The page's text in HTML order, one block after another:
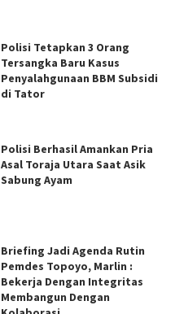
Polisi Tetapkan 3 Orang
Tersangka Baru Kasus
Penyalahgunaan BBM Subsidi
di Tator
Polisi Berhasil Amankan Pria
Asal Toraja Utara Saat Asik
Sabung Ayam
Briefing Jadi Agenda Rutin
Pemdes Topoyo, Marlin :
Bekerja Dengan Integritas
Membangun Dengan